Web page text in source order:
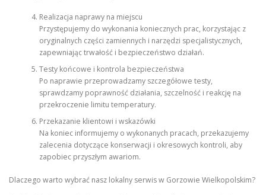
Realizacja naprawy na miejscu
Przystępujemy do wykonania koniecznych prac, korzystając z
oryginalnych części zamiennych i narzędzi specjalistycznych,
zapewniając trwałość i bezpieczeństwo działań.
Testy końcowe i kontrola bezpieczeństwa
Po naprawie przeprowadzamy szczegółowe testy,
sprawdzamy poprawność działania, szczelność i reakcję na
przekroczenie limitu temperatury.
Przekazanie klientowi i wskazówki
Na koniec informujemy o wykonanych pracach, przekazujemy
zalecenia dotyczące konserwacji i okresowych kontroli, aby
zapobiec przyszłym awariom.
Dlaczego warto wybrać nasz lokalny serwis w Gorzowie Wielkopolskim?